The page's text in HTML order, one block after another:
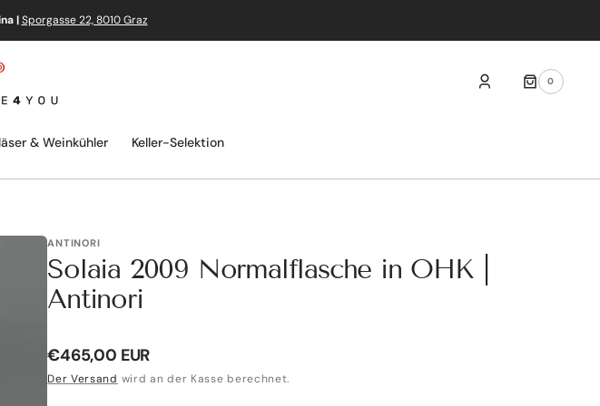
| Sporgasse 22, 8010 Graz
& Weinkühler Keller-Selektion
0
0
ARTIKEL
ANTINORI
Solaia 2009 Normalflasche in OHK |
Antinori
Normaler
Preis
€465,00 EUR
Der Versand wird an der Kasse berechnet.